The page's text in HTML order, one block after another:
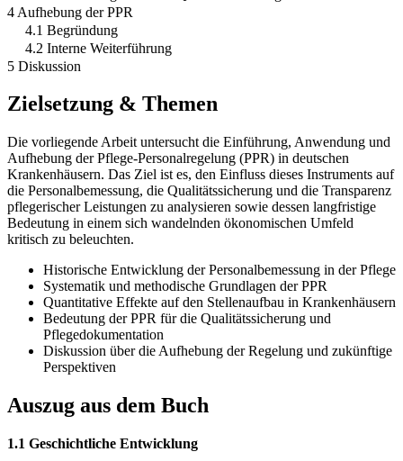
4 Aufhebung der PPR
4.1 Begründung
4.2 Interne Weiterführung
5 Diskussion
Zielsetzung & Themen
Die vorliegende Arbeit untersucht die Einführung, Anwendung und
Aufhebung der Pflege-Personalregelung (PPR) in deutschen
Krankenhäusern. Das Ziel ist es, den Einfluss dieses Instruments auf
die Personalbemessung, die Qualitätssicherung und die Transparenz
pflegerischer Leistungen zu analysieren sowie dessen langfristige
Bedeutung in einem sich wandelnden ökonomischen Umfeld
kritisch zu beleuchten.
Historische Entwicklung der Personalbemessung in der Pflege
Systematik und methodische Grundlagen der PPR
Quantitative Effekte auf den Stellenaufbau in Krankenhäusern
Bedeutung der PPR für die Qualitätssicherung und
Pflegedokumentation
Diskussion über die Aufhebung der Regelung und zukünftige
Perspektiven
Auszug aus dem Buch
1.1 Geschichtliche Entwicklung